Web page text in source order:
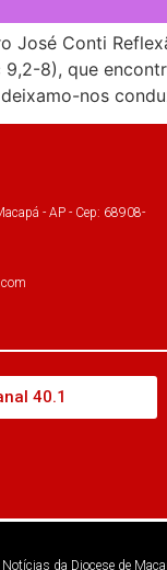
José Conti
8), que
nos
- AP - Cep: 68908-
40.1
da Diocese de